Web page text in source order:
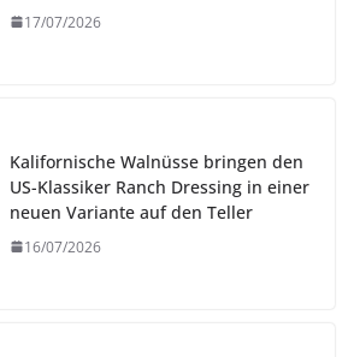
17/07/2026
Kalifornische Walnüsse bringen den
US-Klassiker Ranch Dressing in einer
neuen Variante auf den Teller
16/07/2026